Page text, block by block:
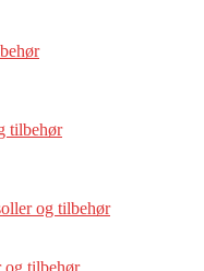
tilbehør
og tilbehør